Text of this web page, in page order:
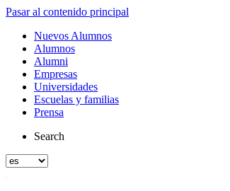
Pasar al contenido principal
Nuevos Alumnos
Alumnos
Alumni
Empresas
Universidades
Escuelas y familias
Prensa
Search